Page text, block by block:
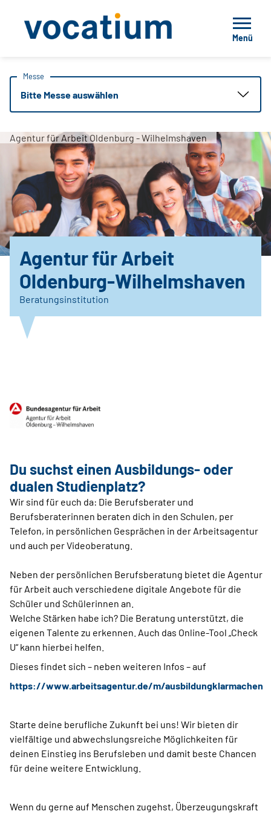
Menü
Messe
Bitte Messe auswählen
Agentur für Arbeit Oldenburg - Wilhelmshaven
Agentur für Arbeit
Oldenburg-Wilhelmshaven
Beratungsinstitution
Du suchst einen Ausbildungs- oder
dualen Studienplatz?
Wir sind für euch da: Die Berufsberater und
Berufsberaterinnen beraten dich in den Schulen, per
Telefon, in persönlichen Gesprächen in der Arbeitsagentur
und auch per Videoberatung.
Neben der persönlichen Berufsberatung bietet die Agentur
für Arbeit auch verschiedene digitale Angebote für die
Schüler und Schülerinnen an.
Welche Stärken habe ich? Die Beratung unterstützt, die
eigenen Talente zu erkennen. Auch das Online-Tool „Check
U“ kann hierbei helfen.
Dieses findet sich – neben weiteren Infos – auf
https://www.arbeitsagentur.de/m/ausbildungklarmachen
Starte deine berufliche Zukunft bei uns! Wir bieten dir
vielfältige und abwechslungsreiche Möglichkeiten für
deinen Einstieg ins Berufsleben und damit beste Chancen
für deine weitere Entwicklung.
Wenn du gerne auf Menschen zugehst, Überzeugungskraft